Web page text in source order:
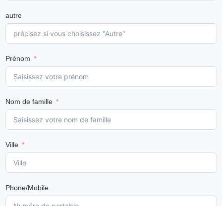
autre
Prénom
Nom de famille
Ville
Phone/Mobile